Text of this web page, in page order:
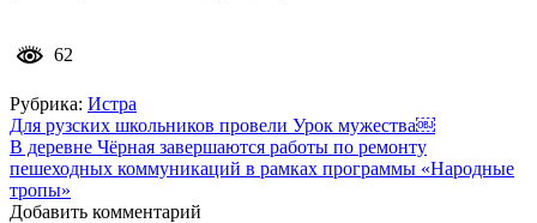
62
Рубрика: Истра
Навигация
по
записям
Для рузских школьников провели Урок мужества￼
В деревне Чёрная завершаются работы по ремонту
пешеходных коммуникаций в рамках программы «Народные
тропы»
Добавить комментарий